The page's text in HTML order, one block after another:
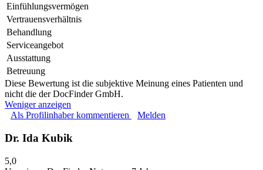
Einfühlungsvermögen
Vertrauensverhältnis
Behandlung
Serviceangebot
Ausstattung
Betreuung
Diese Bewertung ist die subjektive Meinung eines Patienten und
nicht die der DocFinder GmbH.
Weniger anzeigen
Als Profilinhaber kommentieren
Melden
Dr. Ida Kubik
5,0